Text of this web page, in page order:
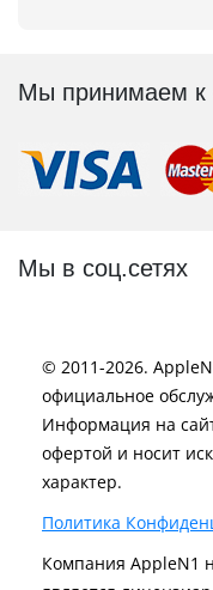
Мы принимаем к
Мы в соц.сетях
© 2011-2026.
официальное
Информация на
офертой и носит
характер.
Политика
Компания AppleN1